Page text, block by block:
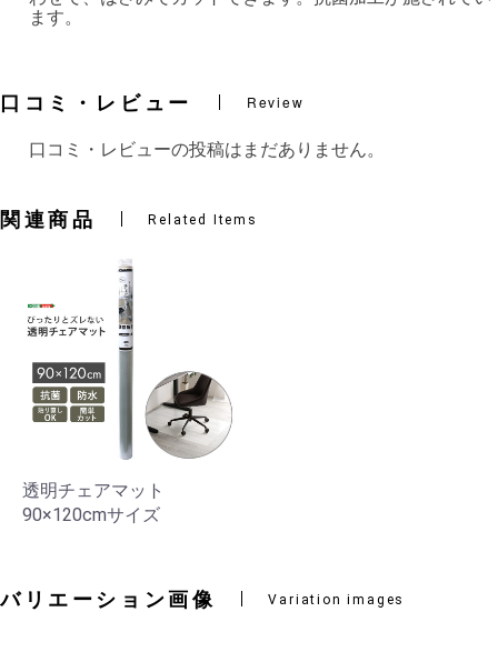
ます。
口コミ・レビュー Review
口コミ・レビューの投稿はまだありません。
関連商品 Related Items
透明チェアマット
90×120cmサイズ
バリエーション画像 Variation images